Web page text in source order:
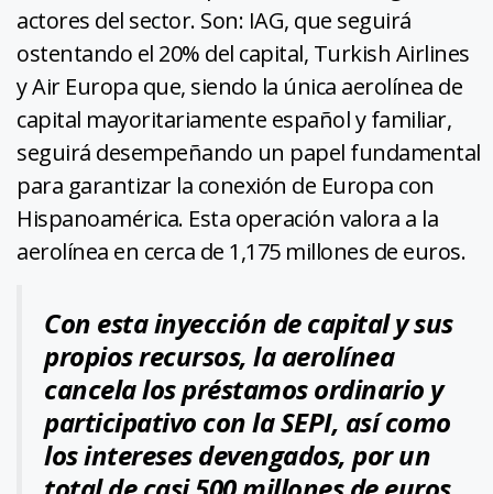
actores del sector. Son: IAG, que seguirá
ostentando el 20% del capital, Turkish Airlines
y Air Europa que, siendo la única aerolínea de
capital mayoritariamente español y familiar,
seguirá desempeñando un papel fundamental
para garantizar la conexión de Europa con
Hispanoamérica. Esta operación valora a la
aerolínea en cerca de 1,175 millones de euros.
Con esta inyección de capital y sus
propios recursos, la aerolínea
cancela los préstamos ordinario y
participativo con la SEPI, así como
los intereses devengados, por un